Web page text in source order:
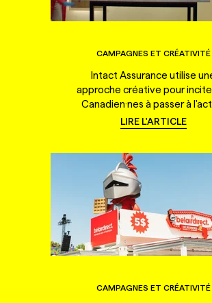
CAMPAGNES ET CRÉATIVITÉ
Intact Assurance utilise
approche créative pour
Canadien·nes à passer à
LIRE L'ARTICLE
CAMPAGNES ET CRÉATIVITÉ